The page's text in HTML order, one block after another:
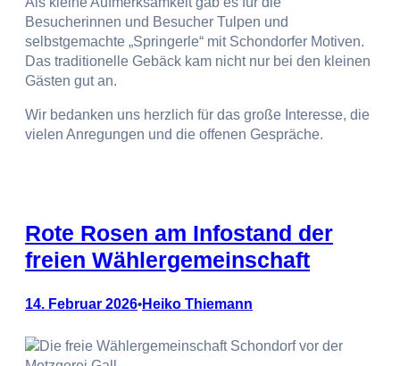
Besucherinnen und Besucher Tulpen und
selbstgemachte „Springerle“ mit Schondorfer Motiven.
Das traditionelle Gebäck kam nicht nur bei den kleinen
Gästen gut an.
Wir bedanken uns herzlich für das große Interesse, die
vielen Anregungen und die offenen Gespräche.
Rote Rosen am Infostand der
freien Wählergemeinschaft
14. Februar 2026•Heiko Thiemann